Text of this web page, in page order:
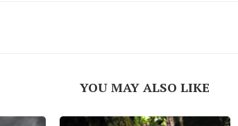
YOU MAY ALSO LIKE